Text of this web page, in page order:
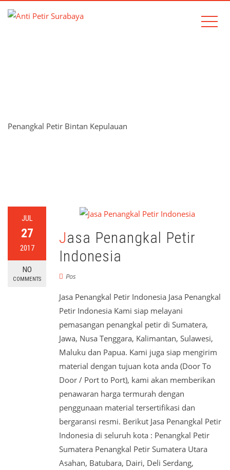
Penangkal Petir Bintan Kepulauan
JUL
27
2017
NO
COMMENTS
Jasa Penangkal Petir
Indonesia
Pos
Jasa Penangkal Petir Indonesia Jasa Penangkal
Petir Indonesia Kami siap melayani
pemasangan penangkal petir di Sumatera,
Jawa, Nusa Tenggara, Kalimantan, Sulawesi,
Maluku dan Papua. Kami juga siap mengirim
material dengan tujuan kota anda (Door To
Door / Port to Port), kami akan memberikan
penawaran harga termurah dengan
penggunaan material tersertifikasi dan
bergaransi resmi. Berikut Jasa Penangkal Petir
Indonesia di seluruh kota : Penangkal Petir
Sumatera Penangkal Petir Sumatera Utara
Asahan, Batubara, Dairi, Deli Serdang,